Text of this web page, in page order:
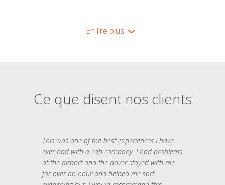
En lire plus
Ce que disent nos clients
This was one of the best experiences I have
ever had with a cab company. I had problems
at the airport and the driver stayed with me
for over an hour and helped me sort